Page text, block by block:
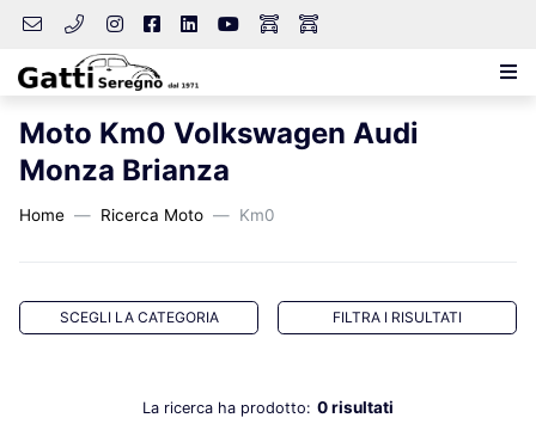
Moto Km0 Volkswagen Audi
Monza Brianza
Home Ricerca Moto Km0
SCEGLI LA CATEGORIA FILTRA I RISULTATI
La ricerca ha prodotto: 0 risultati